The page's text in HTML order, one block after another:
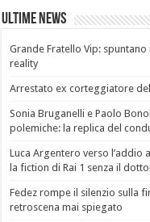
Ultime News
Grande Fratello Vip:
reality
Arrestato ex corteggiatore
Sonia Bruganelli e Paolo
polemiche: la replica del
Luca Argentero verso l’addio
la fiction di Rai 1 senza il
Fedez rompe il silenzio sulla
retroscena mai spiegato